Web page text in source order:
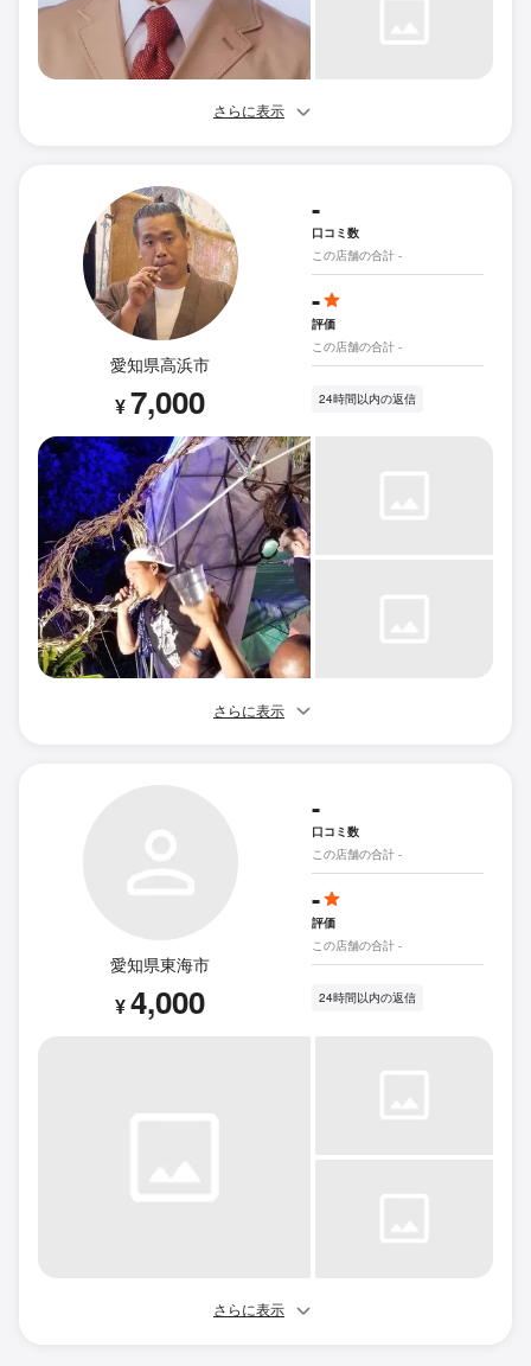
さらに表示
愛知県高浜市
¥7,000
-
口コミ数
この店舗の合計 -
-
評価
この店舗の合計 -
24時間以内の返信
さらに表示
愛知県東海市
¥4,000
-
口コミ数
この店舗の合計 -
-
評価
この店舗の合計 -
24時間以内の返信
さらに表示